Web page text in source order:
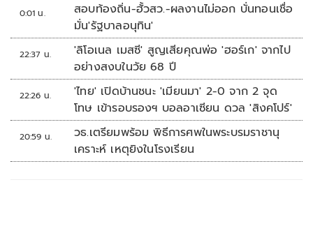
0:01 น.
สอบท้องถิ่น-ฮั้วสว.-ผลงานไม่ออก บั่นทอนเชื่อ
มั่น'รัฐบาลอนุทิน'
22:37 น.
'ลิโอเนล เมสซี' สูญเสียคุณพ่อ 'ฮอร์เก' จากไป
อย่างสงบในวัย 68 ปี
22:26 น.
'ไทย' เปิดบ้านชนะ 'เมียนมา' 2-0 จาก 2 จุด
โทษ เข้ารอบรองฯ บอลอาเซียน ดวล 'สิงคโปร์'
20:59 น.
วธ.เตรียมพร้อม พิธีการศพในพระบรมราชานุ
เคราะห์ เหตุยิงในโรงเรียน